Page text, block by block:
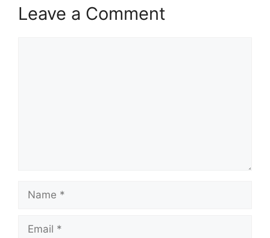
Leave a Comment
Name
Email